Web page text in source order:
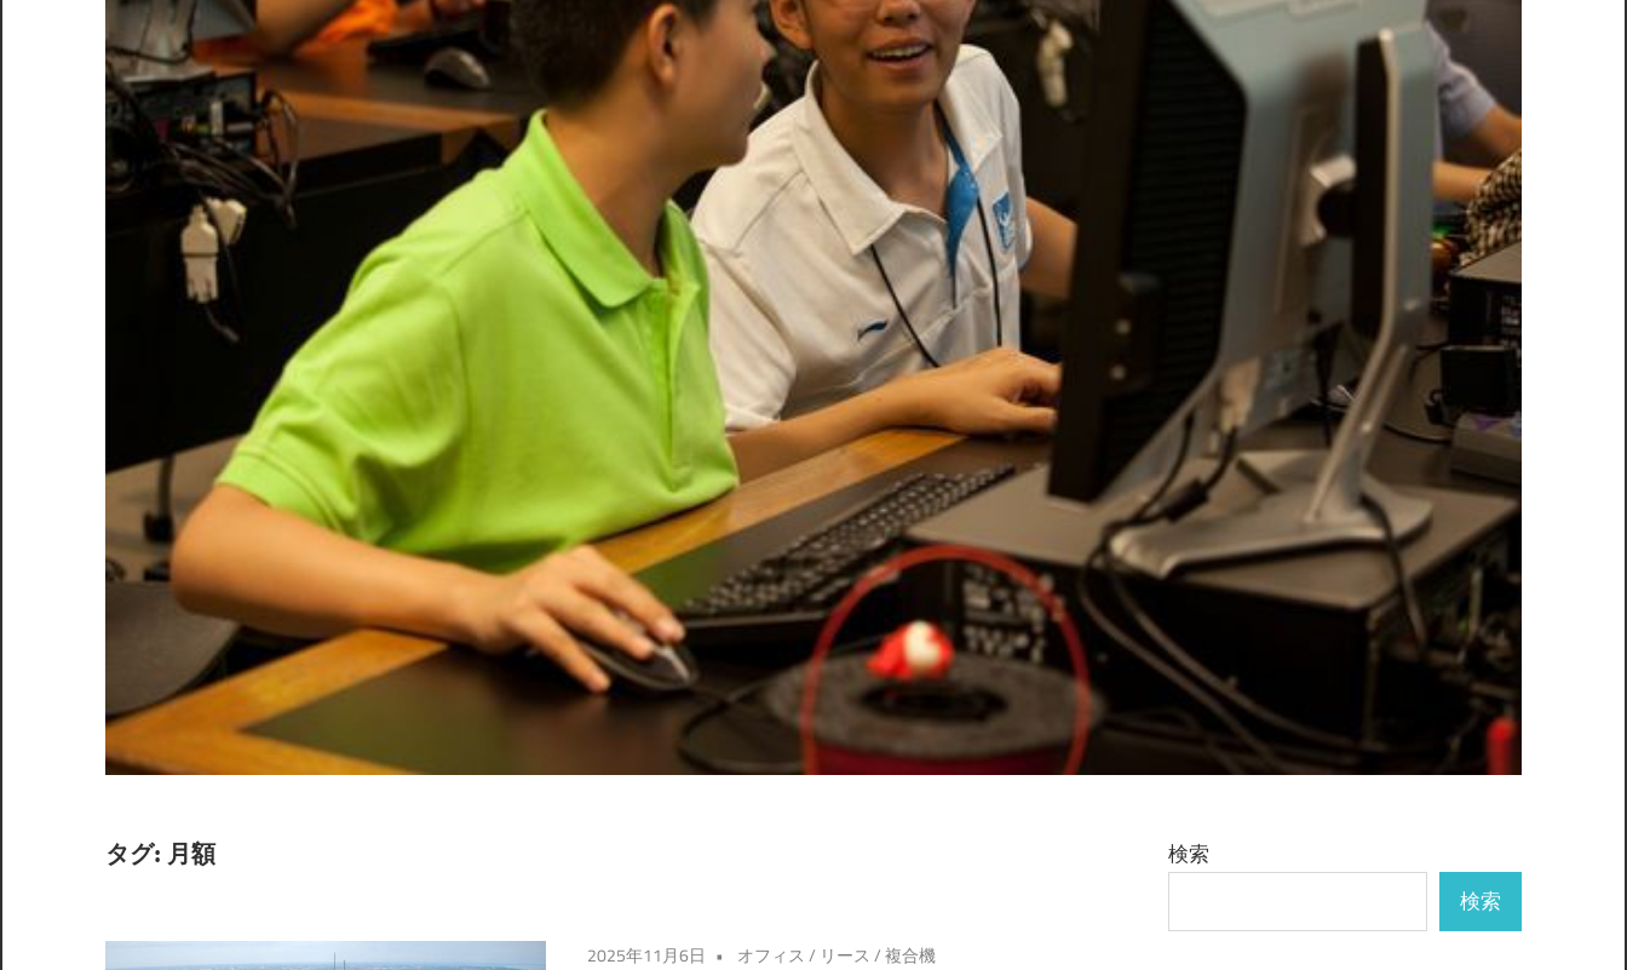
な
選
択
を
完
ガ
イ
タグ: 月額
2025年11月6日 オフィス / リース /複合機
検索
検索